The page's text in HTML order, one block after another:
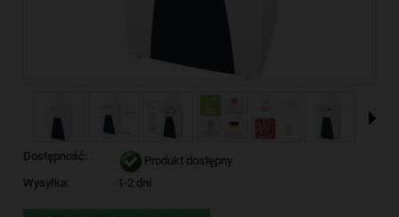
Dostępność:
Produkt dostępny
Wysyłka:
1-2 dni